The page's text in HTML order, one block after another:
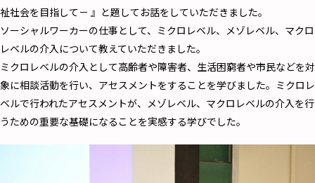
祉社会を目指して－ 』と題してお話をしていただきました。
ソーシャルワーカーの仕事として、ミクロレベル、メゾレベル、マクロ
レベルの介入について教えていただきました。
ミクロレベルの介入として高齢者や障害者、生活困窮者や市民などを対
象に相談活動を行い、アセスメントをすることを学びました。ミクロレ
ベルで行われたアセスメントが、メゾレベル、マクロレベルの介入を行
うための重要な基礎になることを実感する学びでした。